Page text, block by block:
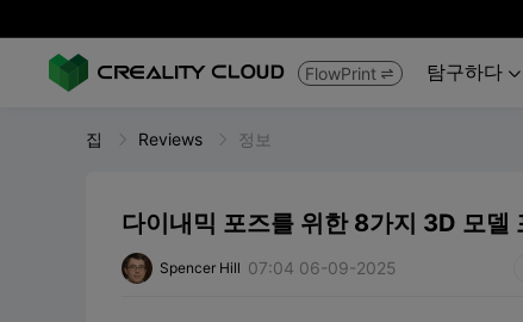
FlowPrint  탐구하다 
집 Reviews 정보
다이내믹 포즈를 위한 8가지 3D 모델
Spencer Hill 07:04 06-09-2025